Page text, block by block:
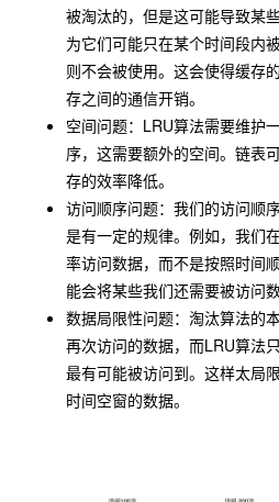
被淘汰的，但是这可能导致某
为它们可能只在某个时间段内
则不会被使用。这会使得缓存
存之间的通信开销。
空间问题：LRU算法需要维护
序，这需要额外的空间。链表
存的效率降低。
访问顺序问题：我们的访问顺
是有一定的规律。例如，我们
率访问数据，而不是按照时间
能会将某些我们还需要被访问
数据局限性问题：淘汰算法的
再次访问的数据，而LRU算法
最有可能被访问到。这样太局
时间空窗的数据。